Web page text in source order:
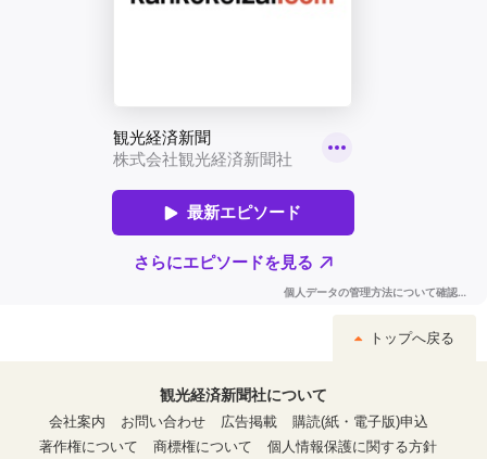
トップへ戻る
観光経済新聞社について
会社案内
お問い合わせ 広告掲載
購読(紙・電子版)申込
著作権について
商標権について 個人情報保護に関する方針